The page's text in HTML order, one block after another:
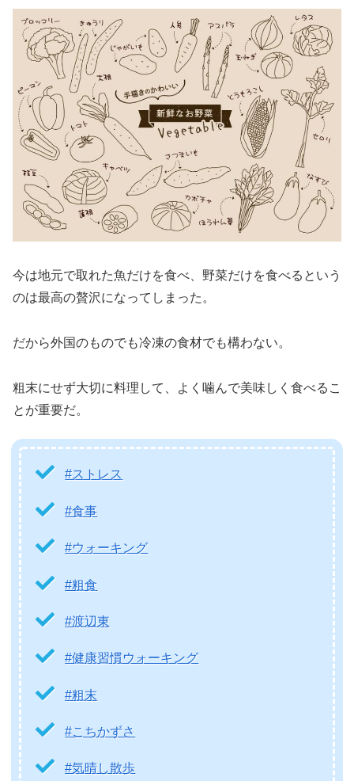
今は地元で取れた魚だけを食べ、野菜だけを食べるという
のは最高の贅沢になってしまった。
だから外国のものでも冷凍の食材でも構わない。
粗末にせず大切に料理して、よく噛んで美味しく食べるこ
とが重要だ。
#ストレス
#食事
#ウォーキング
#粗食
#渡辺東
#健康習慣ウォーキング
#粗末
#こちかずさ
#気晴し散歩